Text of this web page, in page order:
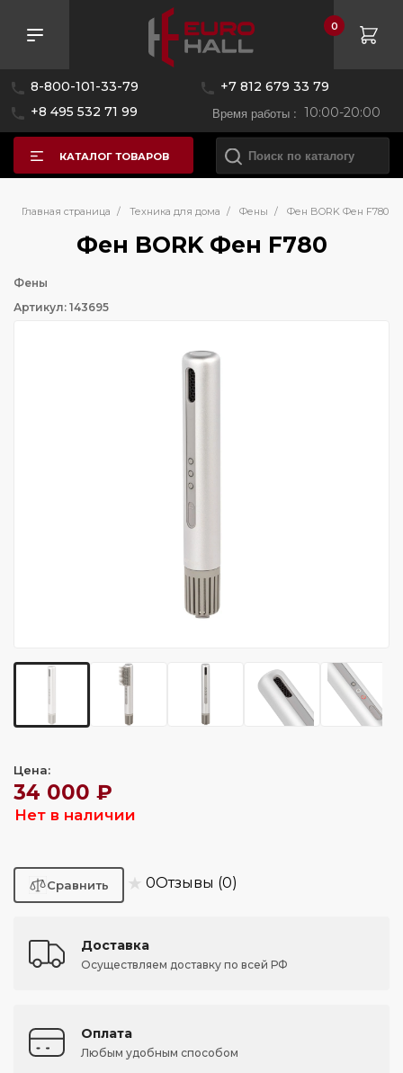
8-800-101-33-79
+7 812 679 33 79
+8 495 532 71 99
Время работы : 10:00-20:00
0
КАТАЛОГ ТОВАРОВ
Главная страница / Техника для дома / Фены / Фен BORK Фен F780
Фен BORK Фен F780
Фены
Артикул: 143695
Цена:
34 000 ₽
Нет в наличии
★ 0Отзывы (0)
Доставка
Осуществляем доставку по всей РФ
Оплата
Любым удобным способом